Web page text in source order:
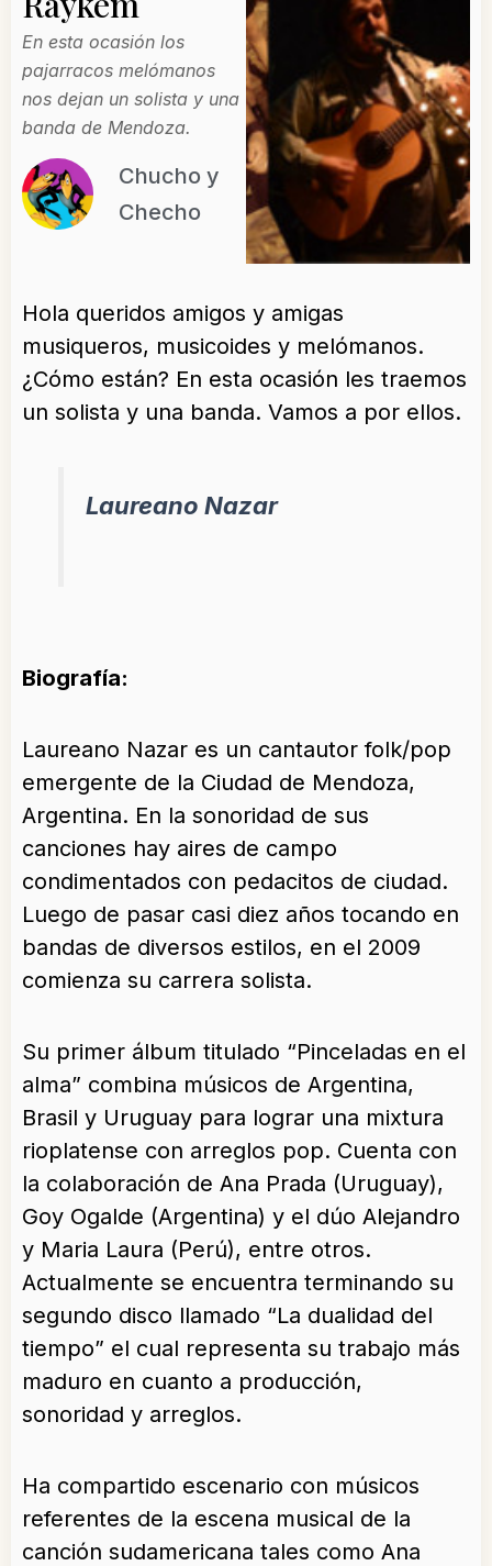
En esta ocasión los
pajarracos melómanos
nos dejan un solista y una
banda de Mendoza.
Chucho y
Checho
Hola queridos amigos y amigas
musiqueros, musicoides y melómanos.
¿Cómo están? En esta ocasión les traemos
un solista y una banda. Vamos a por ellos.
Laureano Nazar
Biografía:
Laureano Nazar es un cantautor folk/pop
emergente de la Ciudad de Mendoza,
Argentina. En la sonoridad de sus
canciones hay aires de campo
condimentados con pedacitos de ciudad.
Luego de pasar casi diez años tocando en
bandas de diversos estilos, en el 2009
comienza su carrera solista.
Su primer álbum titulado “Pinceladas en el
alma” combina músicos de Argentina,
Brasil y Uruguay para lograr una mixtura
rioplatense con arreglos pop. Cuenta con
la colaboración de Ana Prada (Uruguay),
Goy Ogalde (Argentina) y el dúo Alejandro
y Maria Laura (Perú), entre otros.
Actualmente se encuentra terminando su
segundo disco llamado “La dualidad del
tiempo” el cual representa su trabajo más
maduro en cuanto a producción,
sonoridad y arreglos.
Ha compartido escenario con músicos
referentes de la escena musical de la
canción sudamericana tales como Ana